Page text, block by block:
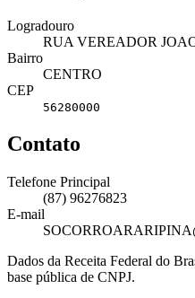
Logradouro
RUA VEREADOR
Bairro
CENTRO
CEP
56280000
Contato
Telefone Principal
(87) 96276823
E-mail
Dados da Receita Federal do
base pública de CNPJ.